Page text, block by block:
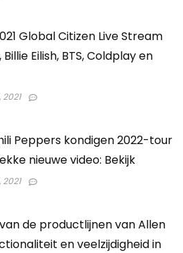
Global Citizen Live Stream
Eilish, BTS, Coldplay en
Peppers kondigen 2022-tour
nieuwe video: Bekijk
de productlijnen van Allen
en veelzijdigheid in